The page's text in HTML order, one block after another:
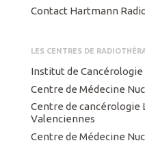
Contact Hartmann
LES CENTRES DE
Institut de Cancérologie
Centre de Médecine
Centre de cancérologie
Valenciennes
Centre de Médecine